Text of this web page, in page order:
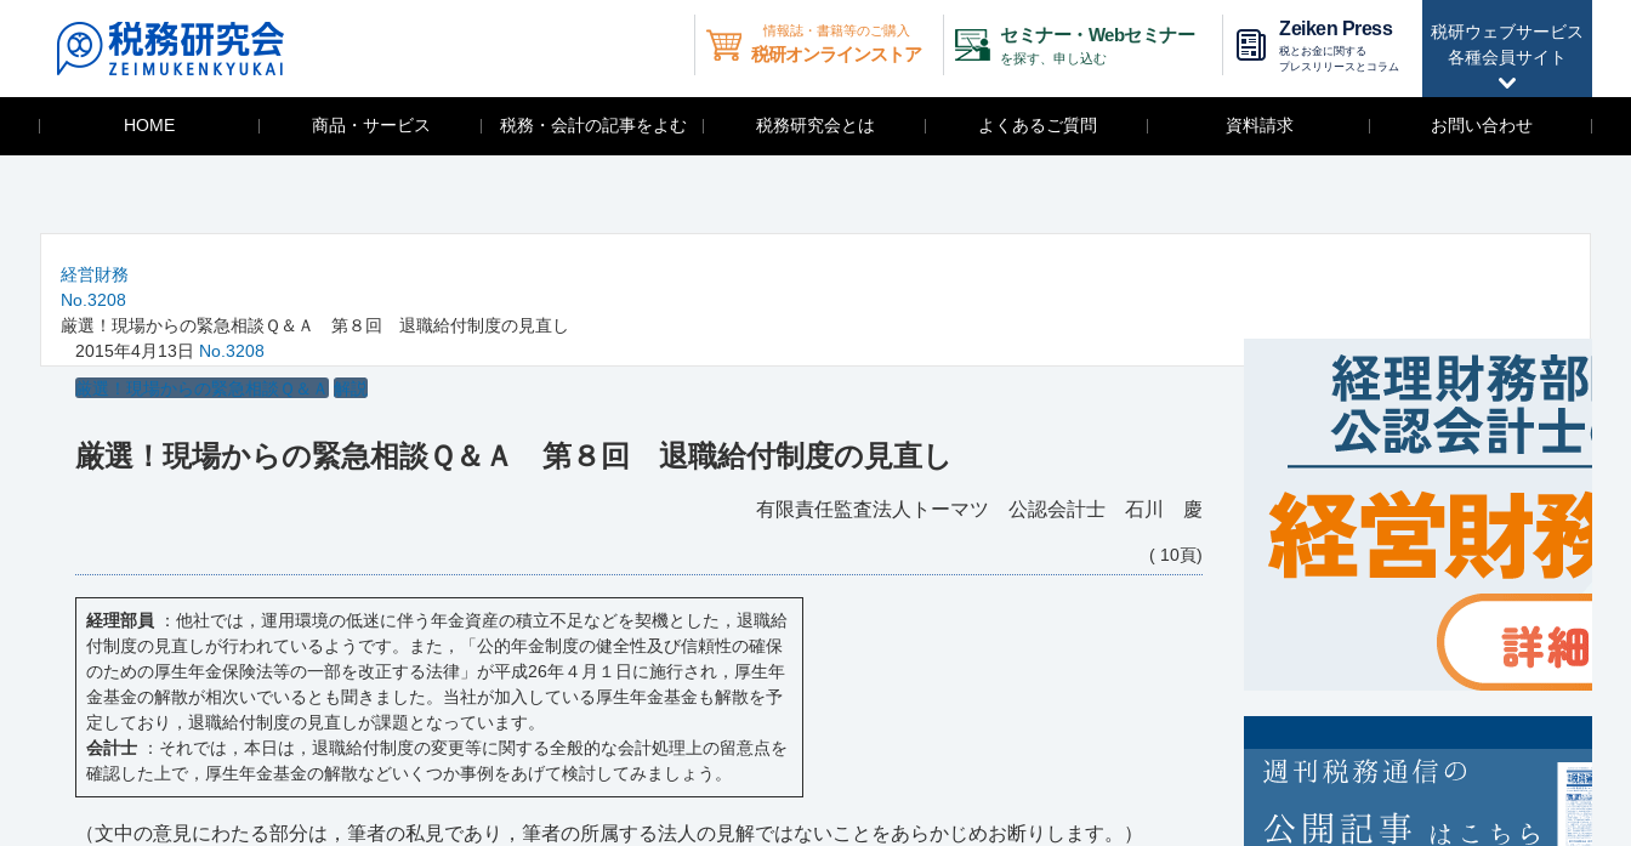
税研ウェブサービス
各種会員サイト
情報誌・書籍等のご購入
税研オンラインストア
セミナー・Webセミナー
を探す、申し込む
Zeiken Press
税とお金に関する
プレスリリースとコラム
HOME 商品・サービス 税務・会計の記事をよむ 税務研究会とは よくあるご質問 資料請求 お問い合わせ
経営財務
No.3208
厳選！現場からの緊急相談Ｑ＆Ａ 第８回 退職給付制度の見直し
2015年4月13日 No.3208
厳選！現場からの緊急相談Ｑ＆Ａ 解説
厳選！現場からの緊急相談Ｑ＆Ａ 第８回 退職給付制度の見直し
有限責任監査法人トーマツ 公認会計士 石川 慶
( 10頁)
経理部員 ：他社では，運用環境の低迷に伴う年金資産の積立不足などを契機とした，退職給
付制度の見直しが行われているようです。また，「公的年金制度の健全性及び信頼性の確保
のための厚生年金保険法等の一部を改正する法律」が平成26年４月１日に施行され，厚生年
金基金の解散が相次いでいるとも聞きました。当社が加入している厚生年金基金も解散を予
定しており，退職給付制度の見直しが課題となっています。
会計士 ：それでは，本日は，退職給付制度の変更等に関する全般的な会計処理上の留意点を
確認した上で，厚生年金基金の解散などいくつか事例をあげて検討してみましょう。
（文中の意見にわたる部分は，筆者の私見であり，筆者の所属する法人の見解ではないことをあらかじめお断りします。）